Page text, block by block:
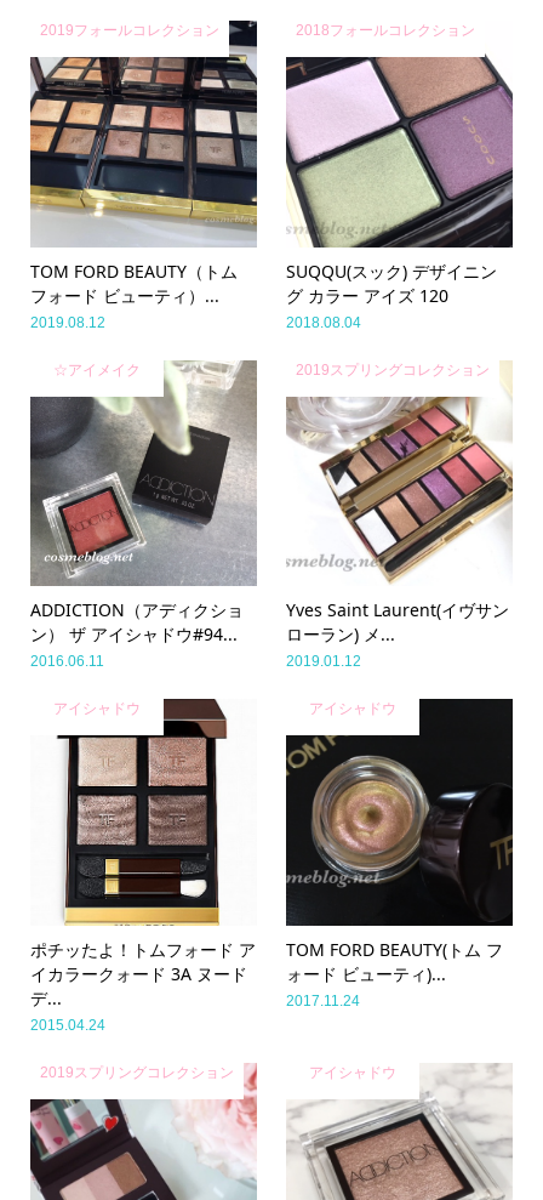
2019フォールコレクション
TOM FORD BEAUTY（トム
フォード ビューティ）...
2019.08.12
2018フォールコレクション
SUQQU(スック) デザイニン
グ カラー アイズ 120
2018.08.04
☆アイメイク
ADDICTION（アディクショ
ン） ザ アイシャドウ#94...
2016.06.11
2019スプリングコレクション
Yves Saint Laurent(イヴサン
ローラン) メ...
2019.01.12
アイシャドウ
ポチッたよ！トムフォード ア
イカラークォード 3A ヌード
デ...
2015.04.24
アイシャドウ
TOM FORD BEAUTY(トム フ
ォード ビューティ)...
2017.11.24
2019スプリングコレクション アイシャドウ